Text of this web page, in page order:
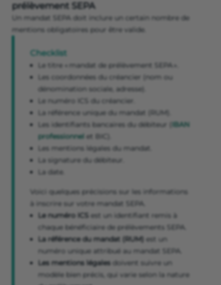
prélèvement SEPA
Un mandat SEPA doit inclure un certain nombre de
mentions obligatoires pour être valide.
Checklist
Le titre « mandat de prélèvement SEPA ».
Les coordonnées du créancier (nom ou
dénomination sociale, adresse).
Le numéro ICS du créancier.
La référence unique du mandat (RUM).
Les identifiants bancaires du débiteur ( IBAN
professionnel et BIC).
Les mentions légales du mandat.
La signature du débiteur.
La date.
Voici quelques précisions sur les informations
à inscrire sur votre mandat SEPA.
Le numéro ICS est un identifiant remis à
chaque bénéficiaire de prélèvements SEPA.
La référence du mandat (RUM) est un
numéro unique attribué au mandat SEPA.
Les mentions légales doivent suivre un
modèle bien précis, qui varie selon la nature